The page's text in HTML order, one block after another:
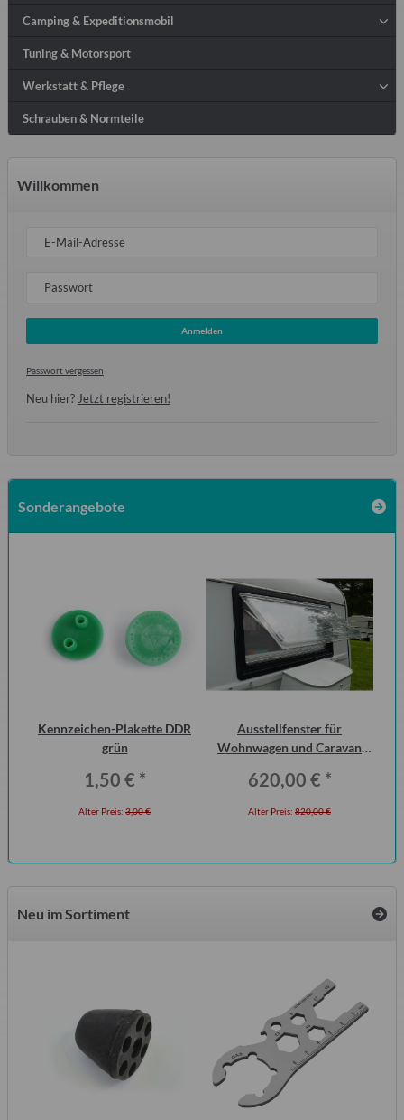
Camping & Expeditionsmobil
Tuning & Motorsport
Werkstatt & Pflege
Schrauben & Normteile
Willkommen
E-Mail-Adresse
Passwort
Anmelden
Passwort vergessen
Neu hier? Jetzt registrieren!
Sonderangebote
Kennzeichen-Plakette DDR
grün
1,50 € *
Alter Preis: 3,00 €
Ausstellfenster für
Wohnwagen und Caravan
Seitz
620,00 € *
Alter Preis: 820,00 €
Neu im Sortiment